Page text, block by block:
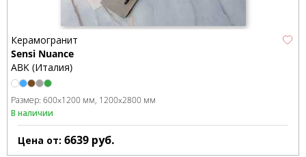
Керамогранит
Sensi Nuance
ABK (Италия)
Размер: 600x1200 мм 1200x2800 мм
В наличии
Цена от: 6639 руб.